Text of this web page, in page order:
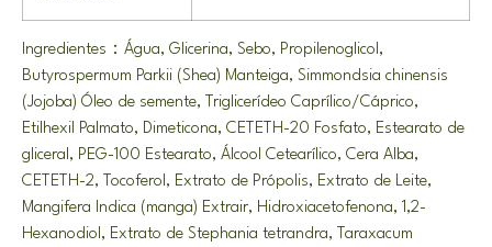
Ingredientes：Água, Glicerina, Sebo, Propilenoglicol,
Butyrospermum Parkii (Shea) Manteiga, Simmondsia chinensis
(Jojoba) Óleo de semente, Triglicerídeo Caprílico/Cáprico,
Etilhexil Palmato, Dimeticona, CETETH-20 Fosfato, Estearato de
gliceral, PEG-100 Estearato, Álcool Cetearílico, Cera Alba,
CETETH-2, Tocoferol, Extrato de Própolis, Extrato de Leite,
Mangifera Indica (manga) Extrair, Hidroxiacetofenona, 1,2-
Hexanodiol, Extrato de Stephania tetrandra, Taraxacum